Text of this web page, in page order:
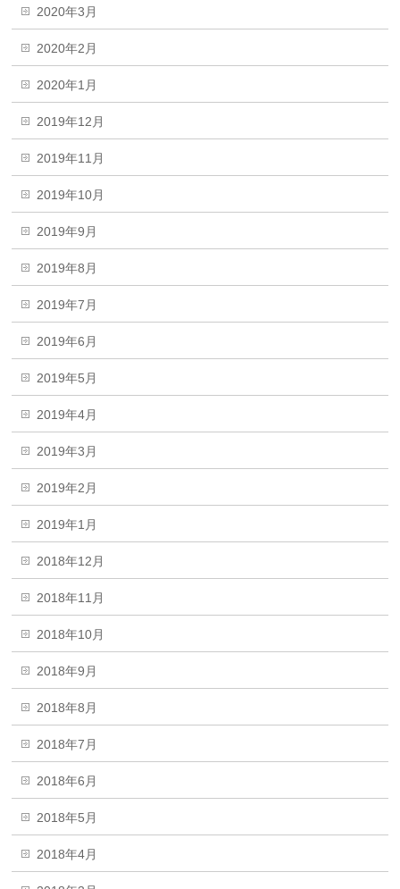
2020年3月
2020年2月
2020年1月
2019年12月
2019年11月
2019年10月
2019年9月
2019年8月
2019年7月
2019年6月
2019年5月
2019年4月
2019年3月
2019年2月
2019年1月
2018年12月
2018年11月
2018年10月
2018年9月
2018年8月
2018年7月
2018年6月
2018年5月
2018年4月